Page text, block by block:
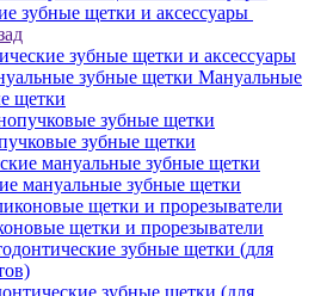
зубные щетки и аксессуары
зубные щетки и аксессуары
Мануальные
щетки
зубные щетки
мануальные зубные щетки
щетки и прорезыватели
зубные щетки (для